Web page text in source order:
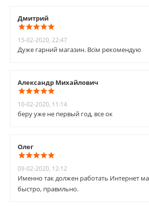
Дмитрий
15-02-2020, 22:47
Дуже гарний магазин. Всім рекомендую
Александр Михайлович
10-02-2020, 11:14
беру уже не первый год, все ок
Олег
09-02-2020, 12:12
Именно так должен работать Интернет
быстро, правильно.